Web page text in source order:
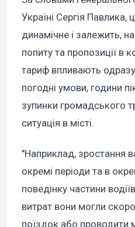
Україні Сергія Павлика,
динамічне і залежить,
попиту та пропозиції в
тариф впливають одразу
погодні умови, години
зупинки громадського
ситуація в місті.
"Наприклад, зростання
окремі періоди та в
поведінку частини
витрат вони могли
поїздок або проводити